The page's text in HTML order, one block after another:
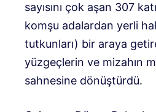
sayısını çok aşan 307
komşu adalardan yerli
tutkunları) bir araya
yüzgeçlerin ve mizahın
sahnesine dönüştürdü.